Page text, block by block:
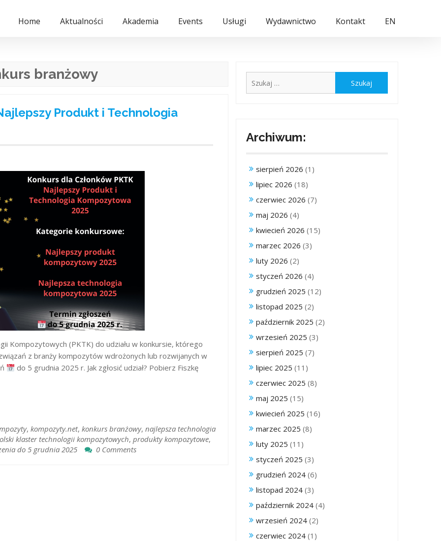
Home Aktualności Akademia Events Usługi Wydawnictwo Kontakt EN
branżowy
Produkt i Technologia
Kompozytowych (PKTK) do udziału w konkursie, którego
z branży kompozytów wdrożonych lub rozwijanych w
do 5 grudnia 2025 r. Jak zgłosić udział? Pobierz Fiszkę
, kompozyty.net, konkurs branżowy, najlepsza technologia
klaster technologii kompozytowych, produkty kompozytowe,
do 5 grudnia 2025 0 Comments
Archiwum:
sierpień 2026 (1)
lipiec 2026 (18)
czerwiec 2026 (7)
maj 2026 (4)
kwiecień 2026 (15)
marzec 2026 (3)
luty 2026 (2)
styczeń 2026 (4)
grudzień 2025 (12)
listopad 2025 (2)
październik 2025 (2)
wrzesień 2025 (3)
sierpień 2025 (7)
lipiec 2025 (11)
czerwiec 2025 (8)
maj 2025 (15)
kwiecień 2025 (16)
marzec 2025 (8)
luty 2025 (11)
styczeń 2025 (3)
grudzień 2024 (6)
listopad 2024 (3)
październik 2024 (4)
wrzesień 2024 (2)
czerwiec 2024 (1)